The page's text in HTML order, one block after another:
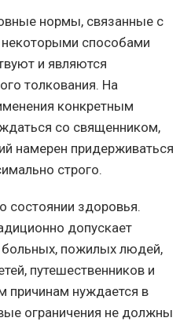
нормы, связанные с
способами
и являются
толкования. На
конкретным
со священником,
намерен придерживаться
строго.
состоянии здоровья.
допускает
больных, пожилых людей,
путешественников и
причинам нуждается в
ограничения не должны